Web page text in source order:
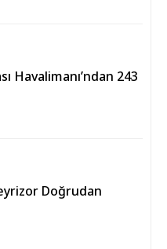
Havalimanı’ndan 243
Doğrudan